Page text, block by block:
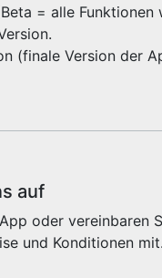
= alle
(finale Version der
auf
oder vereinbaren
und Konditionen mit.